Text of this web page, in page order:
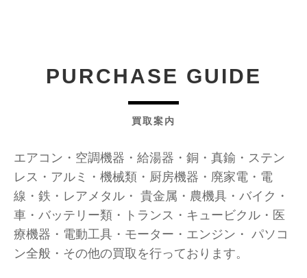
PURCHASE GUIDE
買取案内
エアコン・空調機器・給湯器・銅・真鍮・ステン
レス・アルミ・機械類・厨房機器・廃家電・電
線・鉄・レアメタル・ 貴金属・農機具・バイク・
車・バッテリー類・トランス・キュービクル・医
療機器・電動工具・モーター・エンジン・ パソコ
ン全般・その他の買取を行っております。